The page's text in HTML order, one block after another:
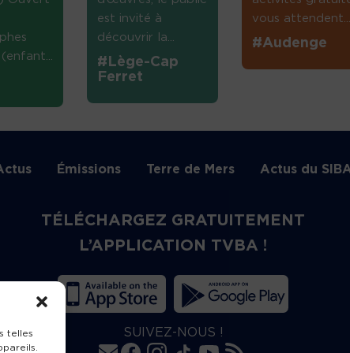
telles
est invité à
découvrir la...
#Lège-Cap
Ferret
vous
#Audenge
Émissions Terre de Mers Actus du
TÉLÉCHARGEZ GRATUITEMENT
L’APPLICATION TVBA !
SUIVEZ-NOUS !